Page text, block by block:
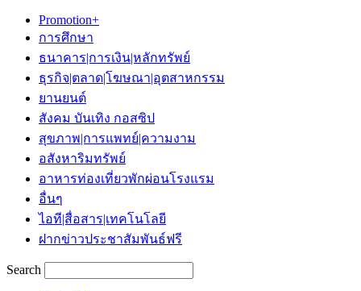
Promotion+
การศึกษา
ธนาคาร|การเงิน|หลักทรัพย์
ธุรกิจ|ตลาด|โฆษณา|อุตสาหกรรม
ยานยนต์
สังคม บันเทิง กอสซิป
สุขภาพ|การแพทย์|ความงาม
อสังหาริมทรัพย์
อาหารท่องเที่ยวพักผ่อนโรงแรม
อื่นๆ
ไอที|สื่อสาร|เทคโนโลยี
ฝากข่าวประชาสัมพันธ์ฟรี
Search